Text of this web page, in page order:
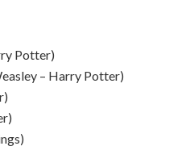
Potter)
– Harry Potter)